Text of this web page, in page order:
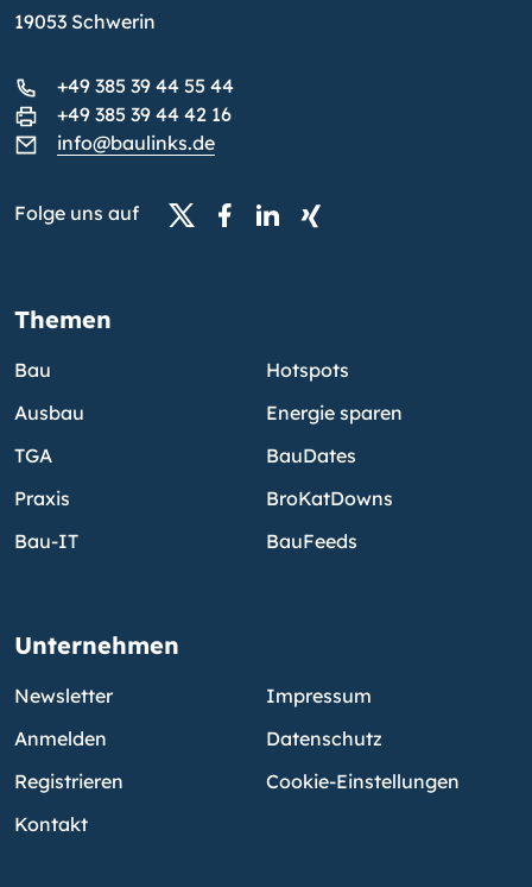
19053 Schwerin
+49 385 39 44 55 44
+49 385 39 44 42 16
info@baulinks.de
Folge uns auf
Themen
Bau
Ausbau
TGA
Praxis
Bau-IT
Hotspots
Energie sparen
BauDates
BroKatDowns
BauFeeds
Unternehmen
Newsletter
Anmelden
Registrieren
Kontakt
Impressum
Datenschutz
Cookie-Einstellungen